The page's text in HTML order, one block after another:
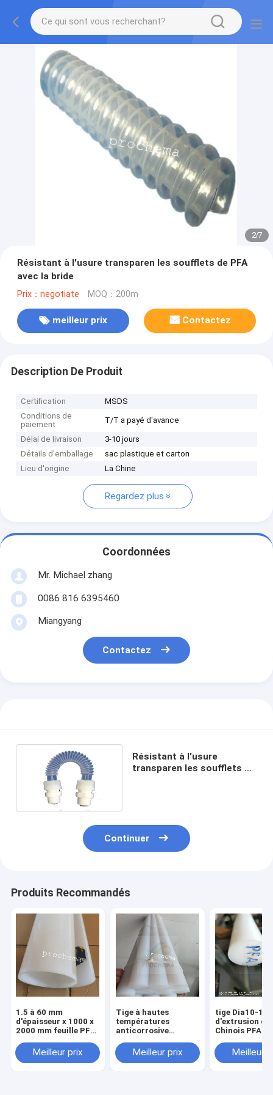
2/7
Résistant à l'usure transparen les soufflets de PFA
avec la bride
Prix：negotiate MOQ：200m
meilleur prix Contactez
Description De Produit
Certification
MSDS
Conditions de
paiement
T/T a payé d'avance
Délai de livraison
3-10 jours
Détails d'emballage
sac plastique et carton
Lieu d'origine
La Chine
Regardez plus
Coordonnées
Mr. Michael zhang
0086 816 6395460
Miangyang
Contactez
Résistant à l'usure
transparen les soufflets de
Continuer
Produits Recommandés
1.5 à 60 mm
d'épaisseur x 1000 x
2000 mm feuille PFA,
PFA
Meilleur prix
Tige à hautes
températures
anticorrosive
Meilleur prix
tige Dia10-
d'extrusion du
Chinois PFA de
Meilleur